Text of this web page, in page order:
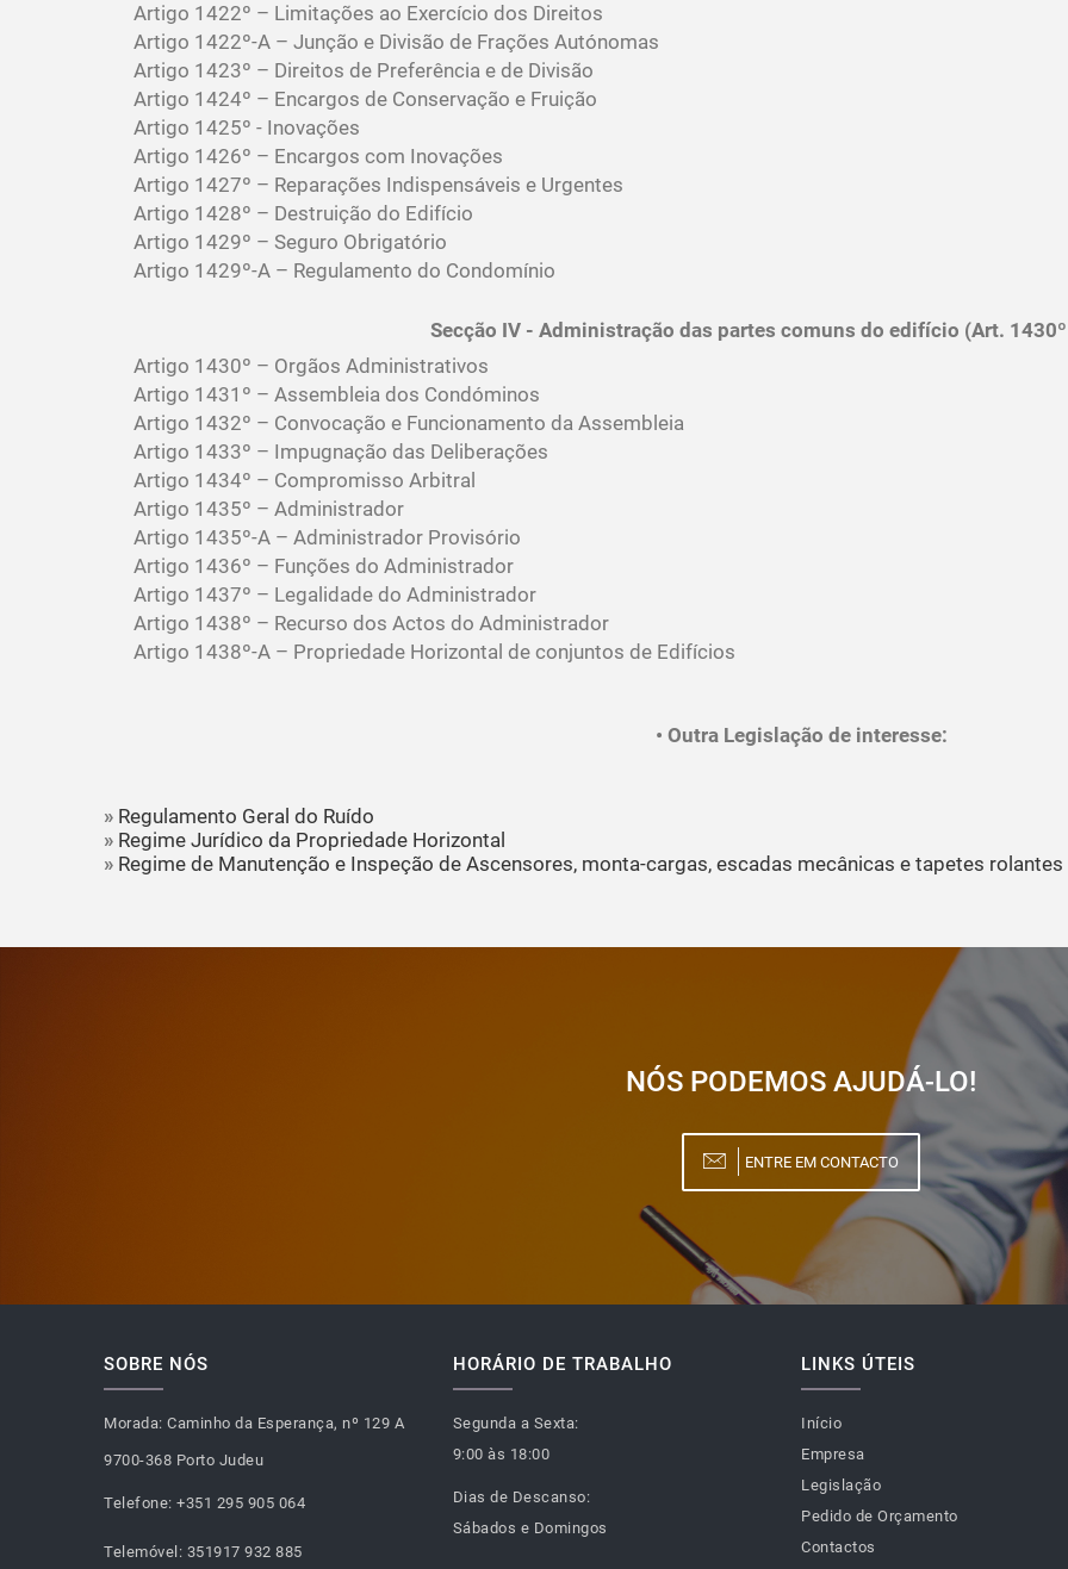
Artigo 1422º – Limitações ao Exercício dos Direitos
Artigo 1422º-A – Junção e Divisão de Frações Autónomas
Artigo 1423º – Direitos de Preferência e de Divisão
Artigo 1424º – Encargos de Conservação e Fruição
Artigo 1425º - Inovações
Artigo 1426º – Encargos com Inovações
Artigo 1427º – Reparações Indispensáveis e Urgentes
Artigo 1428º – Destruição do Edifício
Artigo 1429º – Seguro Obrigatório
Artigo 1429º-A – Regulamento do Condomínio
Secção IV - Administração das partes comuns do edifício (Art.
Artigo 1430º – Orgãos Administrativos
Artigo 1431º – Assembleia dos Condóminos
Artigo 1432º – Convocação e Funcionamento da Assembleia
Artigo 1433º – Impugnação das Deliberações
Artigo 1434º – Compromisso Arbitral
Artigo 1435º – Administrador
Artigo 1435º-A – Administrador Provisório
Artigo 1436º – Funções do Administrador
Artigo 1437º – Legalidade do Administrador
Artigo 1438º – Recurso dos Actos do Administrador
Artigo 1438º-A – Propriedade Horizontal de conjuntos de Edifícios
• Outra Legislação de interesse:
» Regulamento Geral do Ruído
» Regime Jurídico da Propriedade Horizontal
» Regime de Manutenção e Inspeção de Ascensores, monta-cargas, escadas mecânicas e tapetes rolantes
NÓS PODEMOS AJUDÁ-LO!
ENTRE EM CONTACTO
SOBRE NÓS
Morada: Caminho da Esperança, nº 129 A
9700-368 Porto Judeu
Telefone: +351 295 905 064
Telemóvel: 351917 932 885
HORÁRIO DE TRABALHO
Segunda a Sexta:
9:00 às 18:00
Dias de Descanso:
Sábados e Domingos
LINKS ÚTEIS
Início
Empresa
Legislação
Pedido de Orçamento
Contactos